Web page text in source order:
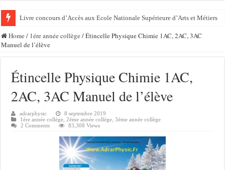
Livre concours d’Accès aux Ecole Nationale Supérieure d’Arts et Métiers
Home / 1ére année collège /Étincelle Physique Chimie 1AC, 2AC, 3AC
Manuel de l’élève
Étincelle Physique Chimie 1AC,
2AC, 3AC Manuel de l’élève
adrarphysic
8 septembre 2019
1ére année collège ,2éme année collège ,3éme année collège
2 Comments
83,308 Views